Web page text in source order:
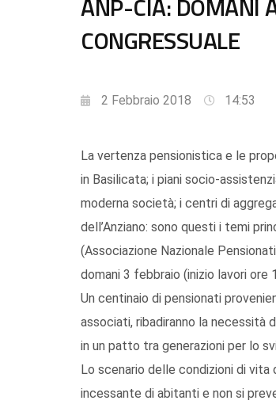
CONGRESSUALE
2 Febbraio 2018 14:53
La vertenza pensionistica e le
in Basilicata; i piani socio-
moderna società; i centri di
dell’Anziano: sono questi i temi
(Associazione Nazionale
domani 3 febbraio (inizio lavori ore
Un centinaio di pensionati
associati, ribadiranno la necessità
in un patto tra generazioni per lo
Lo scenario delle condizioni di vita
incessante di abitanti e non si